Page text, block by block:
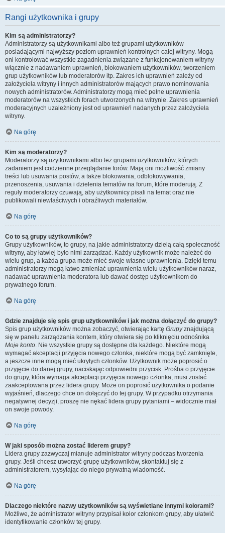
Rangi użytkownika i grupy
Kim są administratorzy?
Administratorzy są użytkownikami albo też grupami użytkowników
posiadającymi najwyższy poziom uprawnień kontrolnych całej witryny. Mogą
oni kontrolować wszystkie zagadnienia związane z funkcjonowaniem witryny
włącznie z nadawaniem uprawnień, blokowaniem użytkowników, tworzeniem
grup użytkowników lub moderatorów itp. Zakres ich uprawnień zależy od
założyciela witryny i innych administratorów mających prawo nominowania
nowych administratorów. Administratorzy mogą mieć pełne uprawnienia
moderatorów na wszystkich forach utworzonych na witrynie. Zakres uprawnień
moderacyjnych uzależniony jest od uprawnień nadanych przez założyciela
witryny.
Na górę
Kim są moderatorzy?
Moderatorzy są użytkownikami albo też grupami użytkowników, których
zadaniem jest codzienne przeglądanie forów. Mają oni możliwość zmiany
treści lub usuwania postów, a także blokowania, odblokowywania,
przenoszenia, usuwania i dzielenia tematów na forum, które moderują. Z
reguły moderatorzy czuwają, aby użytkownicy pisali na temat oraz nie
publikowali niewłaściwych i obraźliwych materiałów.
Na górę
Co to są grupy użytkowników?
Grupy użytkowników, to grupy, na jakie administratorzy dzielą całą społeczność
witryny, aby łatwiej było nimi zarządzać. Każdy użytkownik może należeć do
wielu grup, a każda grupa może mieć swoje własne uprawnienia. Dzięki temu
administratorzy mogą łatwo zmieniać uprawnienia wielu użytkowników naraz,
nadawać uprawnienia moderatora lub dawać dostęp użytkownikom do
prywatnego forum.
Na górę
Gdzie znajduje się spis grup użytkowników i jak można dołączyć do grupy?
Spis grup użytkowników można zobaczyć, otwierając kartę Grupyznajdującą
się w panelu zarządzania kontem, który otwiera się po kliknięciu odnośnika
Moje konto. Nie wszystkie grupy są dostępne dla każdego. Niektóre mogą
wymagać akceptacji przyjęcia nowego członka, niektóre mogą być zamknięte,
a jeszcze inne mogą mieć ukrytych członków. Użytkownik może poprosić o
przyjęcie do danej grupy, naciskając odpowiedni przycisk. Prośba o przyjęcie
do grupy, która wymaga akceptacji przyjęcia nowego członka, musi zostać
zaakceptowana przez lidera grupy. Może on poprosić użytkownika o podanie
wyjaśnień, dlaczego chce on dołączyć do tej grupy. W przypadku otrzymania
negatywnej decyzji, proszę nie nękać lidera grupy pytaniami – widocznie miał
on swoje powody.
Na górę
W jaki sposób można zostać liderem grupy?
Lidera grupy zazwyczaj mianuje administrator witryny podczas tworzenia
grupy. Jeśli chcesz utworzyć grupę użytkowników, skontaktuj się z
administratorem, wysyłając do niego prywatną wiadomość.
Na górę
Dlaczego niektóre nazwy użytkowników są wyświetlane innymi kolorami?
Możliwe, że administrator witryny przypisał kolor członkom grupy, aby ułatwić
identyfikowanie członków tej grupy.